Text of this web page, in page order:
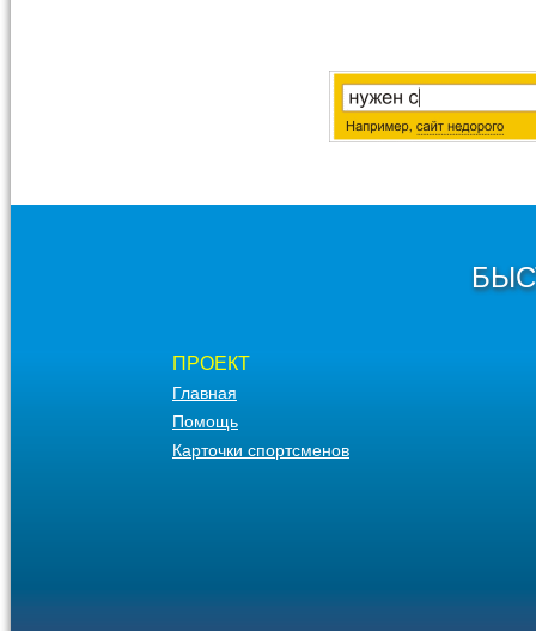
ПРОЕКТ
Главная
Помощь
Карточки спортсменов